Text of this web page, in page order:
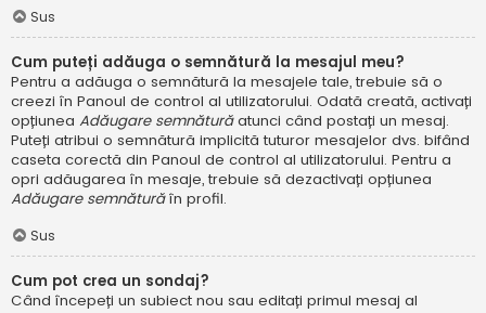
Sus
Cum puteți adăuga o semnătură la mesajul meu?
Pentru a adăuga o semnătură la mesajele tale, trebuie să o
creezi în Panoul de control al utilizatorului. Odată creată, activați
opțiunea Adăugare semnăturăatunci când postați un mesaj.
Puteți atribui o semnătură implicită tuturor mesajelor dvs. bifând
caseta corectă din Panoul de control al utilizatorului. Pentru a
opri adăugarea în mesaje, trebuie să dezactivați opțiunea
Adăugare semnăturăîn profil.
Sus
Cum pot crea un sondaj?
Când începeți un subiect nou sau editați primul mesaj al